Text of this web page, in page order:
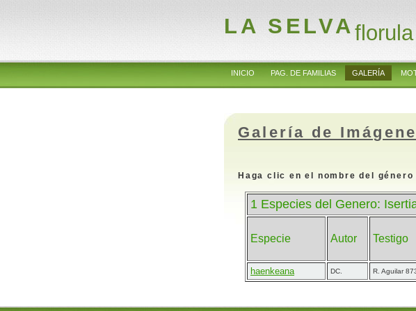
LA SELVA
INICIO PAG. DE FAMILIAS GALERÍA
Galería de
Haga clic en el nombre del
1 Especies del Genero:
Especie Autor Testigo
haenkeana DC. R. Aguilar